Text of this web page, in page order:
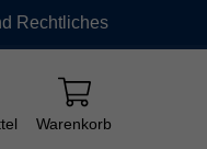
Rechtliches
Warenkorb